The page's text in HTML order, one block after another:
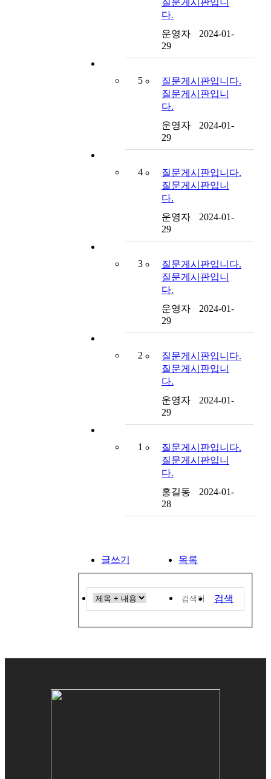
질문게시판입니
다.
운영자
2024-01-
29
5
질문게시판입니다.
질문게시판입니
다.
운영자
2024-01-
29
4
질문게시판입니다.
질문게시판입니
다.
운영자
2024-01-
29
3
질문게시판입니다.
질문게시판입니
다.
운영자
2024-01-
29
2
질문게시판입니다.
질문게시판입니
다.
운영자
2024-01-
29
1
질문게시판입니다.
질문게시판입니
다.
홍길동
2024-01-
28
검색
글쓰기 목록